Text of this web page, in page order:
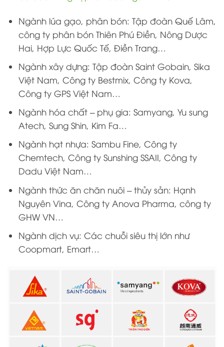
Ngành lúa gạo, phân bón: Tập đoàn Quế Lâm,
công ty phân bón Thiên Phú Điền, Nông Dược
Hai, Hợp Lực Quốc Tế, Điền Trang…
Ngành xây dựng: Tập đoàn Saint Gobain, Sika
Việt Nam, Công ty Bestmix, Công ty Kova,
Công ty GPS Việt Nam…
Ngành hóa chất – phụ gia: Samyang, Yu sung
Atech, Sung Shin, Kim Fa…
Ngành hạt nhựa: Sambu Fine, Công ty
Chemtech, Công ty Sunshing SSAII, Công ty
Dadu Việt Nam…
Ngành thức ăn chăn nuôi – thủy sản: Hạnh
Nguyên Vina, Công ty Anova Pharma, công ty
GHW VN…
Ngành dịch vụ: Các chuỗi siêu thị lớn như
Coopmart, Emart…